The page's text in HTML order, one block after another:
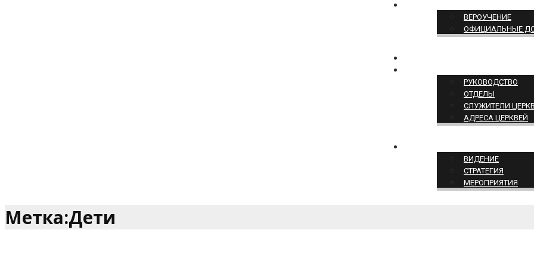
ВЕРОУЧЕНИЕ
ОФИЦИАЛЬНЫЕ
РУКОВОДСТВО
ОТДЕЛЫ
СЛУЖИТЕЛИ
АДРЕСА ЦЕРКВЕЙ
ВИДЕНИЕ
СТРАТЕГИЯ
МЕРОПРИЯТИЯ
Метка:Дети